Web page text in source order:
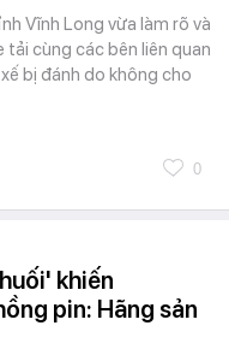
Vĩnh Long vừa làm rõ và
tải cùng các bên liên quan
bị đánh do không cho
0
khiến
pin: Hãng sản